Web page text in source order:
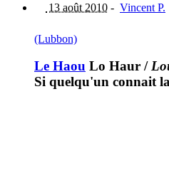
13 août 2010 - Vincent P.
(Lubbon)
Le Haou Lo Haur /
Si quelqu'un connait